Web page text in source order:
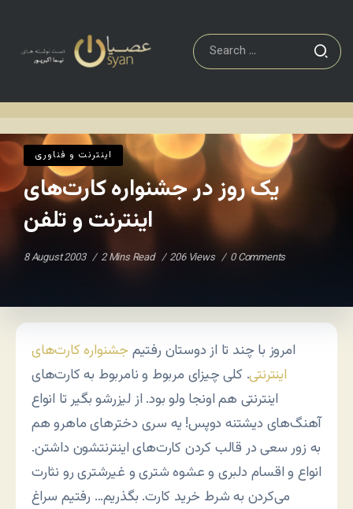
اينترنت و فناوری
یک روز در جشنواره کارت‌های
اینترنت و تلفن
8 August 2003 2 Mins Read 206 Views 0 Comments
امروز با چند تا از دوستان رفتیم جشنواره کارت‌های
اینترنتی. کلی چیزای مربوط و نامربوط به کارت‌های
اینترنتی هم اونجا ولو بود. از لیزرشو بگیر تا انواع
آهنگ‌های دیشتنه دوپس! یه سری دخترهای ماهرو هم
به زور سعی در قالب کردن کارت‌های اینترنتشون داشتن.
انواع و اقسام دلبری و عشوه شتری و غیرشتری رو نثارت
می‌کردن به شرط خرید کارت. بگذریم… رفتیم سراغ